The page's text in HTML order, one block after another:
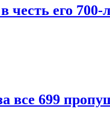
его 700-
все 699